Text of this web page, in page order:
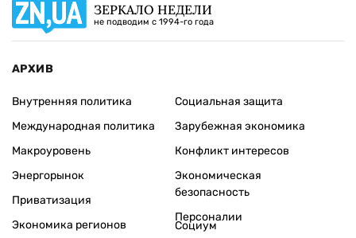
ЗЕРКАЛО НЕДЕЛИ
не подводим с 1994-го года
АРХИВ
Внутренняя политика
Международная политика
Макроуровень
Энергорынок
Приватизация
Экономика регионов
Социальная защита
Зарубежная экономика
Конфликт интересов
Экономическая
безопасность
Персоналии
Социум